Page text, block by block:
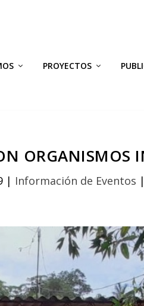
PROYECTOS
ORGANISMOS
| Información de Eventos |